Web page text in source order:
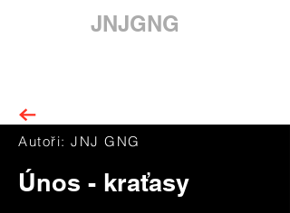
JNJGNG
Autoři: JNJ GNG
Únos - kraťasy